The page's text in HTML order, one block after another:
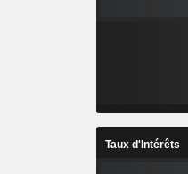
Taux d'Intérêts